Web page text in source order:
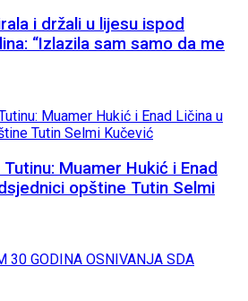
i držali u lijesu ispod
“Izlazila sam samo da me
Muamer Hukić i Enad
opštine Tutin Selmi